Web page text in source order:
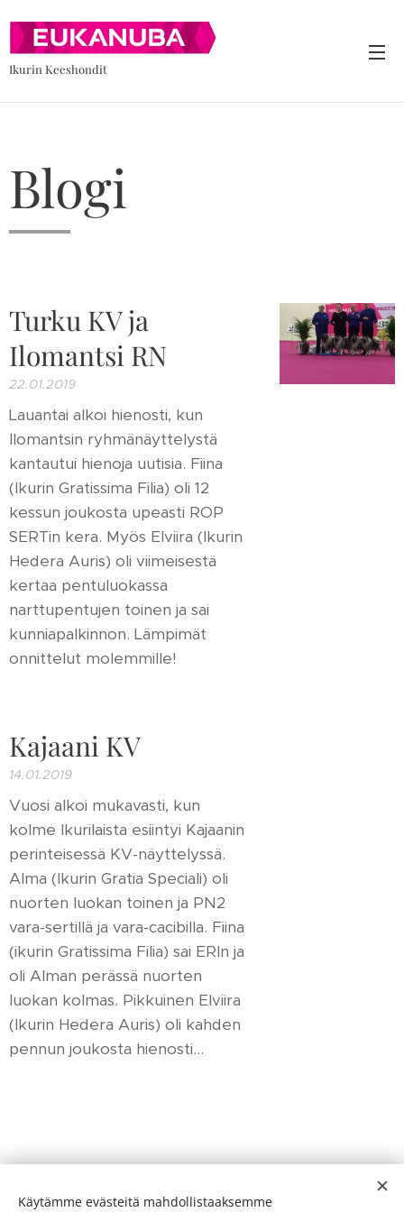
Ikurin Keeshondit
Blogi
Turku KV ja
Ilomantsi RN
22.01.2019
Lauantai alkoi hienosti, kun
Ilomantsin ryhmänäyttelystä
kantautui hienoja uutisia. Fiina
(Ikurin Gratissima Filia) oli 12
kessun joukosta upeasti ROP
SERTin kera. Myös Elviira (Ikurin
Hedera Auris) oli viimeisestä
kertaa pentuluokassa
narttupentujen toinen ja sai
kunniapalkinnon. Lämpimät
onnittelut molemmille!
Kajaani KV
14.01.2019
Vuosi alkoi mukavasti, kun
kolme Ikurilaista esiintyi Kajaanin
perinteisessä KV-näyttelyssä.
Alma (Ikurin Gratia Speciali) oli
nuorten luokan toinen ja PN2
vara-sertillä ja vara-cacibilla. Fiina
(ikurin Gratissima Filia) sai ERIn ja
oli Alman perässä nuorten
luokan kolmas. Pikkuinen Elviira
(Ikurin Hedera Auris) oli kahden
pennun joukosta hienosti...
Käytämme evästeitä mahdollistaaksemme